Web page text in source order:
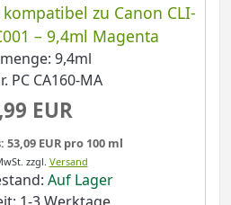
zu Canon CLI-
– 9,4ml Magenta
9,4ml
PC CA160-MA
EUR
EUR pro 100 ml
zzgl. Versand
Auf Lager
1-3 Werktage